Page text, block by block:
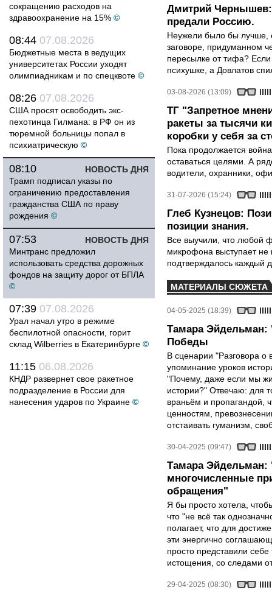
сокращению расходов на
здравоохранение на 15% ©
08:44 07.08.2026
Бюджетные места в ведущих
университетах России уходят
олимпиадникам и по спецквоте ©
08:26 07.08.2026
США просят освободить экс-
пехотинца Гилмана: в РФ он из
тюремной больницы попал в
психиатрическую ©
НОВОСТЬ ДНЯ
08:10
Трамп подписал указы по
ограничению предоставления
гражданства США по праву
рождения ©
НОВОСТЬ ДНЯ
07:53
Минтранс предложил
использовать средства дорожных
фондов на защиту дорог от БПЛА
©
07:39 07.08.2026
Урал начал утро в режиме
беспилотной опасности, горит
склад Wilberries в Екатеринбурге ©
11:15 06.08.2026
КНДР развернет свое ракетное
подразделение в России для
нанесения ударов по Украине ©
Дмитрий Чернышев:
предали Россию.
Неужели было бы лучше,
заговоре, придуманном
пересылке от тифа?
психушке, а Довлатов
03-08-2026 (13:09)
ТГ "Запретное
ракеты за тысячи
коробки у себя за
Пока продолжается
оставаться целями. А
водители, охранники,
31-07-2026 (15:24)
Глеб Кузнецов:
позиции знания.
Все выучили, что любой
микрофона выступает не
подтверждалось каждый
МАТЕРИАЛЫ СЮЖЕТА
04-05-2025 (18:39)
Тамара Эйдельман:
Победы
В сценарии "Разговора о
упоминание уроков
"Почему, даже если мы
истории?" Отвечаю: для
враньём и пропагандой,
ценностям,
отстаивать гуманизм,
30-04-2025 (09:47)
Тамара
многочисленные
обращения"
Я бы просто хотела,
что "не всё так
полагает, что для
эти энергично
просто представили
истощения, со следами
29-04-2025 (08:30)